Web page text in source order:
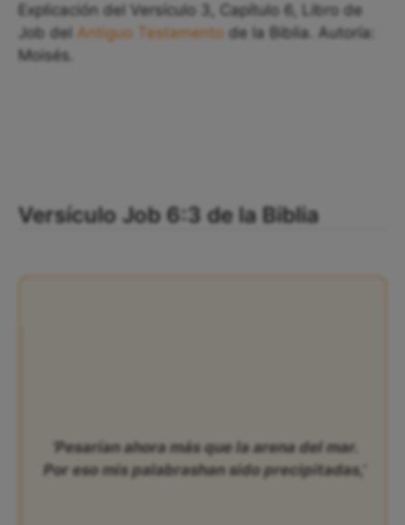
Explicación del Versículo 3, Capítulo 6, Libro de
Job del Antiguo Testamento de la Biblia. Autoría:
Moisés.
Versículo Job 6:3 de la Biblia
‘Pesarían ahora más que la arena del mar.
Por eso mis palabrashan sido precipitadas,’